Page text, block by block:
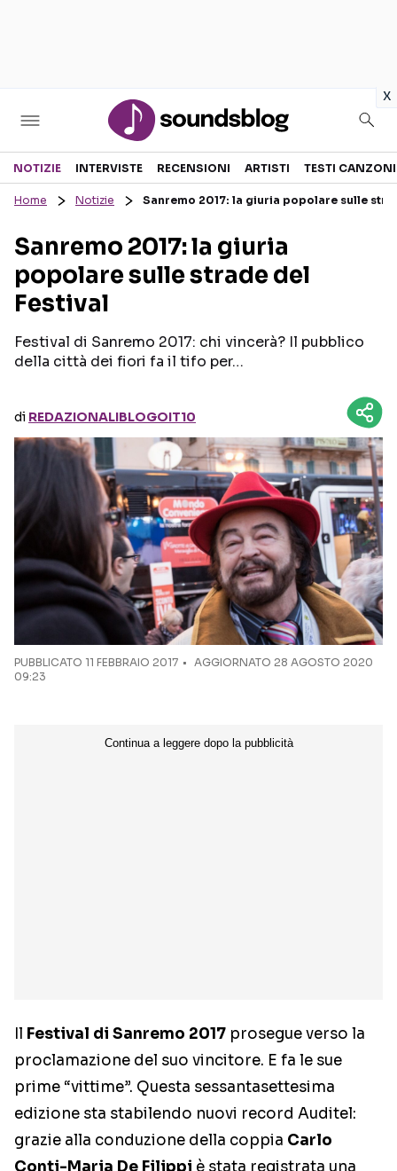
x
Sezioni
RECENSIONI MUSICALI
INTERVISTE
GOSSIP E CURIOSITÀ
TESTI CANZONI
TOUR ED EVENTI
Seguici sui social
NOTIZIE INTERVISTE RECENSIONI ARTISTI TESTI CANZONI
Home Notizie Sanremo 2017: la giuria popolare sulle
Sanremo 2017: la giuria
popolare sulle strade del
Festival
Festival di Sanremo 2017: chi vincerà? Il pubblico
della città dei fiori fa il tifo per…
di REDAZIONALIBLOGOIT10
PUBBLICATO 11 FEBBRAIO 2017
AGGIORNATO 28 AGOSTO 2020
09:23
Il Festival di Sanremo 2017 prosegue verso la
proclamazione del suo vincitore. E fa le sue
prime “vittime”. Questa sessantasettesima
edizione sta stabilendo nuovi record Auditel:
grazie alla conduzione della coppia Carlo
Conti-Maria De Filippi è stata registrata una